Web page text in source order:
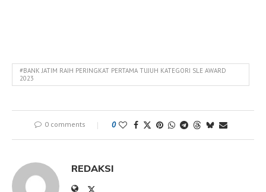
#BANK JATIM RAIH PERINGKAT PERTAMA TUJUH KATEGORI SLE AWARD
2023
0 comments 0
REDAKSI